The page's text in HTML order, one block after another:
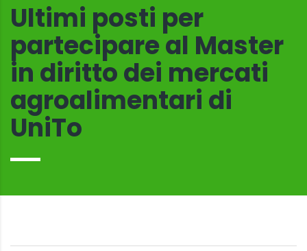
Ultimi posti per
partecipare al Master
in diritto dei mercati
agroalimentari di
UniTo